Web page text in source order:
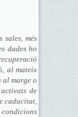
sales, més
dades ho
al mateix
al marge o
de
caducitat,